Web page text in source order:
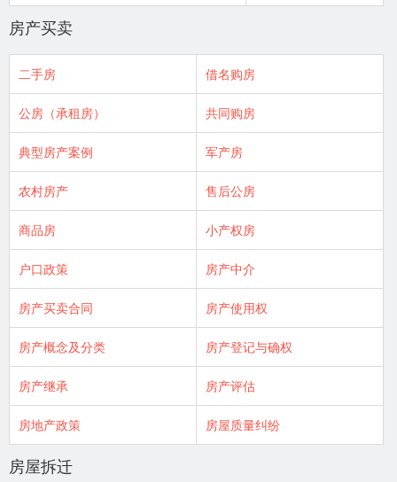
房产买卖
二手房 借名购房
公房（承租房） 共同购房
典型房产案例 军产房
农村房产 售后公房
商品房 小产权房
户口政策 房产中介
房产买卖合同 房产使用权
房产概念及分类 房产登记与确权
房产继承 房产评估
房地产政策 房屋质量纠纷
房屋拆迁